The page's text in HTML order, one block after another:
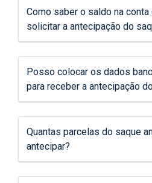
Como saber o saldo na conta
solicitar a antecipação do
Posso colocar os dados
para receber a antecipação
Quantas parcelas do saque
antecipar?